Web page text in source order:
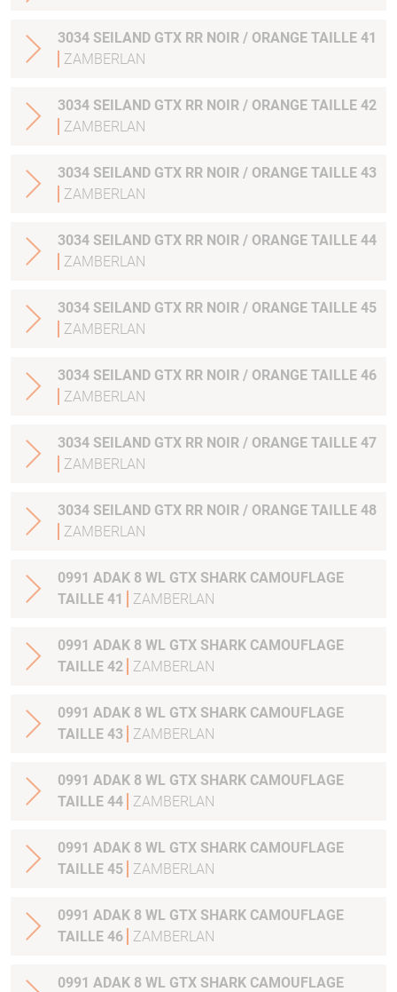
3034 SEILAND GTX RR NOIR / ORANGE TAILLE 41
ZAMBERLAN
3034 SEILAND GTX RR NOIR / ORANGE TAILLE 42
ZAMBERLAN
3034 SEILAND GTX RR NOIR / ORANGE TAILLE 43
ZAMBERLAN
3034 SEILAND GTX RR NOIR / ORANGE TAILLE 44
ZAMBERLAN
3034 SEILAND GTX RR NOIR / ORANGE TAILLE 45
ZAMBERLAN
3034 SEILAND GTX RR NOIR / ORANGE TAILLE 46
ZAMBERLAN
3034 SEILAND GTX RR NOIR / ORANGE TAILLE 47
ZAMBERLAN
3034 SEILAND GTX RR NOIR / ORANGE TAILLE 48
ZAMBERLAN
0991 ADAK 8 WL GTX SHARK CAMOUFLAGE
TAILLE 41
ZAMBERLAN
0991 ADAK 8 WL GTX SHARK CAMOUFLAGE
TAILLE 42
ZAMBERLAN
0991 ADAK 8 WL GTX SHARK CAMOUFLAGE
TAILLE 43
ZAMBERLAN
0991 ADAK 8 WL GTX SHARK CAMOUFLAGE
TAILLE 44
ZAMBERLAN
0991 ADAK 8 WL GTX SHARK CAMOUFLAGE
TAILLE 45
ZAMBERLAN
0991 ADAK 8 WL GTX SHARK CAMOUFLAGE
TAILLE 46
ZAMBERLAN
0991 ADAK 8 WL GTX SHARK CAMOUFLAGE